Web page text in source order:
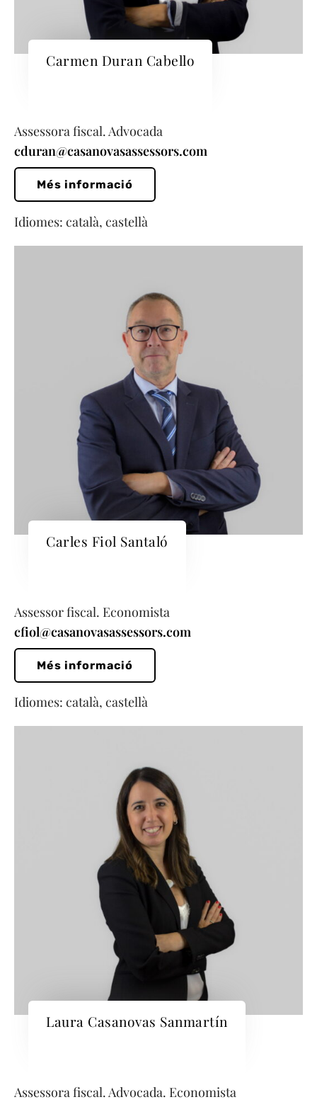
Carmen Duran Cabello
Assessora fiscal. Advocada
cduran@casanovasassessors.com
Més informació
Idiomes: català, castellà
Carles Fiol Santaló
Assessor fiscal. Economista
cfiol@casanovasassessors.com
Més informació
Idiomes: català, castellà
Laura Casanovas Sanmartín
Assessora fiscal. Advocada. Economista